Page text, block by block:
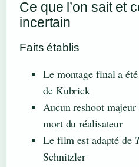
Ce que l’on sait et
incertain
Faits établis
Le montage final a
de Kubrick
Aucun reshoot majeur
mort du réalisateur
Le film est adapté de
Schnitzler